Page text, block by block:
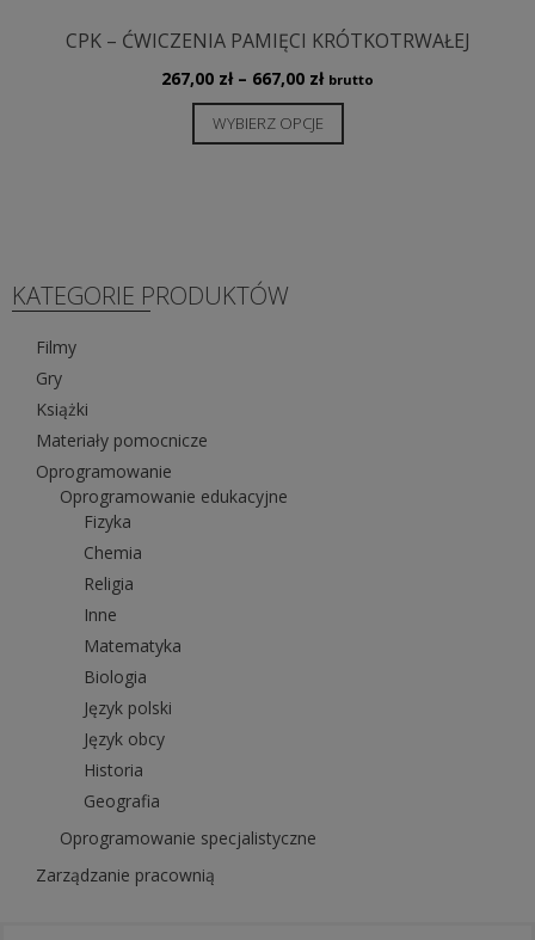
CPK – ĆWICZENIA PAMIĘCI KRÓTKOTRWAŁEJ
267,00 zł – 667,00 złZakres
cen:
267,00 zł
brutto
WYBIERZ OPCJE
produkt
KATEGORIE PRODUKTÓW
Filmy
Gry
Książki
Materiały pomocnicze
Oprogramowanie
Oprogramowanie edukacyjne
Fizyka
Chemia
Religia
Inne
Matematyka
Biologia
Język polski
Język obcy
Historia
Geografia
Oprogramowanie specjalistyczne
Zarządzanie pracownią